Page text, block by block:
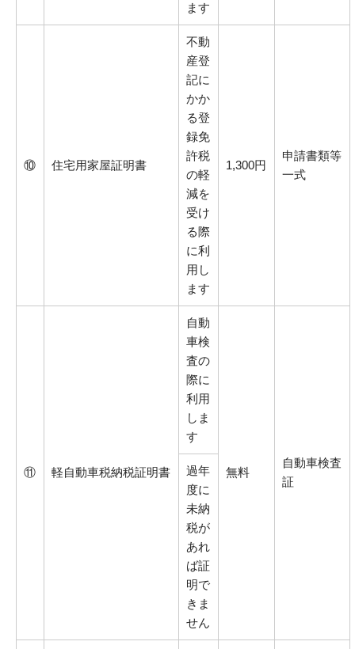
ます
⑩ 住宅用家屋証明書
不動
産登
記に
かか
る登
録免
許税
の軽
減を
受け
る際
に利
用し
ます
1,300円
申請書類等
一式
⑪ 軽自動車税納税証明書
自動
車検
査の
際に
利用
しま
す
無料
自動車検査
証
過年
度に
未納
税が
あれ
ば証
明で
きま
せん